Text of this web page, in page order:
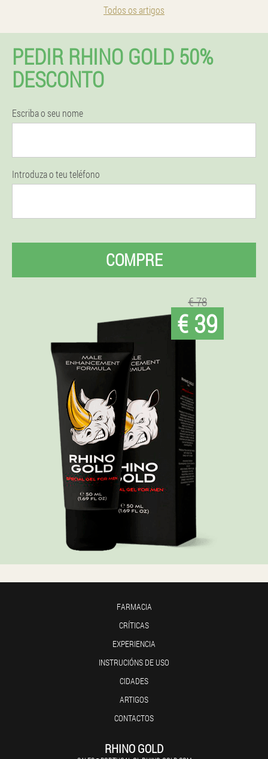
Todos os artigos
PEDIR RHINO GOLD 50%
DESCONTO
Escriba o seu nome
Introduza o teu teléfono
COMPRE
€ 78
€ 39
FARMACIA
CRÍTICAS
EXPERIENCIA
INSTRUCIÓNS DE USO
CIDADES
ARTIGOS
CONTACTOS
RHINO GOLD